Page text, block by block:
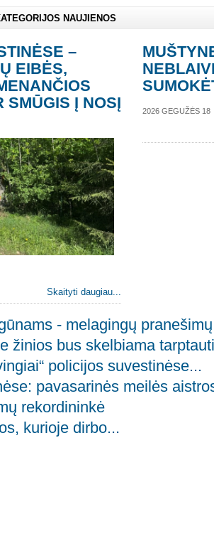
NAUJIENOS
–
EIBĖS,
SMŪGIS Į NOSĮ
Skaityti daugiau...
2026 GEGUŽĖS 18
- melagingų
žinios bus skelbiama
policijos suvestinėse...
pavasarinės meilės
rekordininkė
kurioje dirbo...